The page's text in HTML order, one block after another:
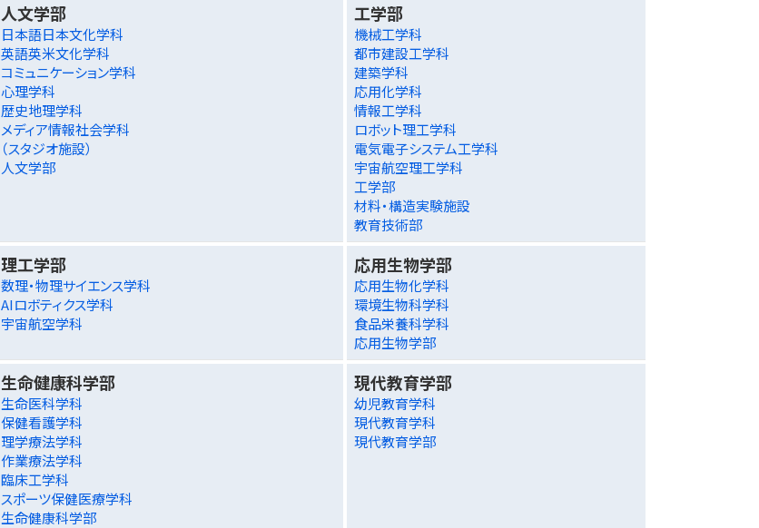
人文学部
日本語日本文化学科
英語英米文化学科
コミュニケーション学科
心理学科
歴史地理学科
メディア情報社会学科
（スタジオ施設）
人文学部
工学部
機械工学科
都市建設工学科
建築学科
応用化学科
情報工学科
ロボット理工学科
電気電子システム工学科
宇宙航空理工学科
工学部
材料・構造実験施設
教育技術部
理工学部
数理・物理サイエンス学科
AIロボティクス学科
宇宙航空学科
応用生物学部
応用生物化学科
環境生物科学科
食品栄養科学科
応用生物学部
生命健康科学部
生命医科学科
保健看護学科
理学療法学科
作業療法学科
臨床工学科
スポーツ保健医療学科
生命健康科学部
現代教育学部
幼児教育学科
現代教育学科
現代教育学部